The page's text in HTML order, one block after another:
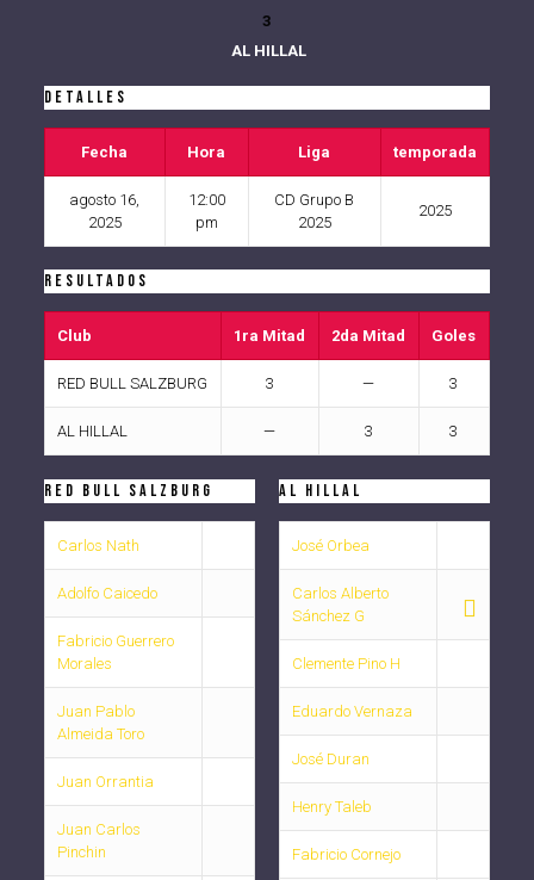
3
AL HILLAL
Detalles
Fecha Hora Liga temporada
agosto 16,
2025
12:00
pm
CD Grupo B
2025
2025
Resultados
Club 1ra Mitad 2da Mitad Goles
RED BULL SALZBURG 3 — 3
AL HILLAL — 3 3
RED BULL SALZBURG
Carlos Nath
Adolfo Caicedo
Fabricio Guerrero
Morales
Juan Pablo
Almeida Toro
Juan Orrantia
Juan Carlos
Pinchin
AL HILLAL
José Orbea
Carlos Alberto
Sánchez G
Clemente Pino H
Eduardo Vernaza
José Duran
Henry Taleb
Fabricio Cornejo